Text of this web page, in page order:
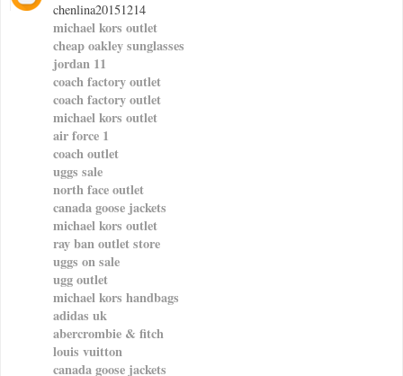
chenlina20151214
michael kors outlet
cheap oakley sunglasses
jordan 11
coach factory outlet
coach factory outlet
michael kors outlet
air force 1
coach outlet
uggs sale
north face outlet
canada goose jackets
michael kors outlet
ray ban outlet store
uggs on sale
ugg outlet
michael kors handbags
adidas uk
abercrombie & fitch
louis vuitton
canada goose jackets